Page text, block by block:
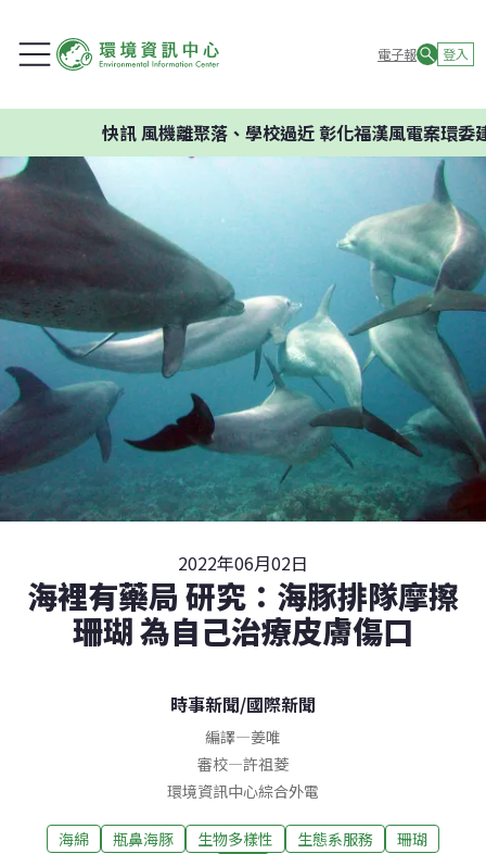
電子報 登入
風機離聚落、學校過近 彰化福漢風電案環委建議
2022年06月02日
海裡有藥局 研究：海豚排隊摩擦
珊瑚 為自己治療皮膚傷口
時事新聞/國際新聞
編譯—姜唯
審校—許祖菱
環境資訊中心綜合外電
海綿 瓶鼻海豚 生物多樣性 生態系服務
珊瑚